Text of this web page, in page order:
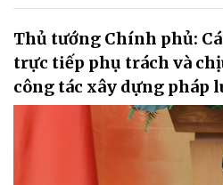
Thủ tướng Chính phủ:
trực tiếp phụ trách và
công tác xây dựng pháp